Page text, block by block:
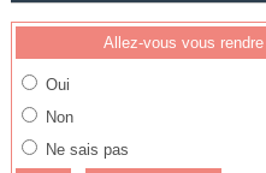
Allez-vous vous
Oui
Non
Ne sais pas